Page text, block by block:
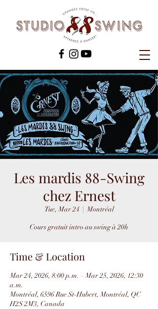
Les mardis 88-Swing
chez Ernest
Tue, Mar 24
  |
Montréal
Cours gratuit intro au swing à 20h
Time & Location
Mar 24, 2026, 8:00 p.m. – Mar 25, 2026, 12:30
a.m.
Montréal, 6596 Rue St-Hubert, Montréal, QC
H2S 2M3, Canada